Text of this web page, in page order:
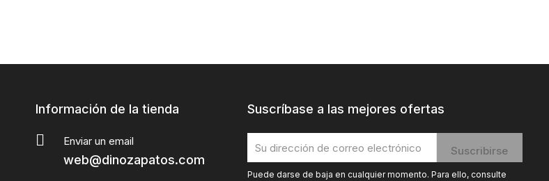
Información de la tienda
Enviar un email
web@dinozapatos.com
Suscríbase a las mejores ofertas
Puede darse de baja en cualquier momento. Para ello, consulte